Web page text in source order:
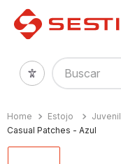
Buscar
Estojo Juvenil
Casual Patches - Azul